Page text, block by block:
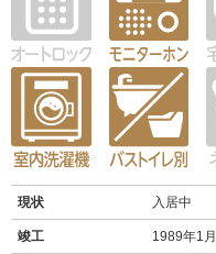
現状 入居中
竣工 1989年1月